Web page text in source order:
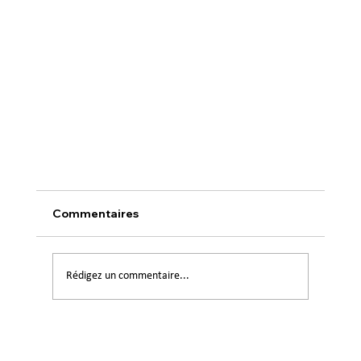
Commentaires
Rédigez un commentaire...